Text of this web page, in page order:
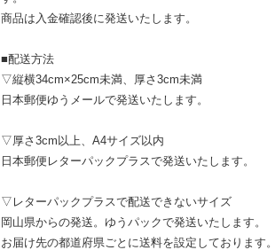
商品は入金確認後に発送いたします。
■配送方法
▽縦横34cm×25cm未満、厚さ3cm未満
日本郵便ゆうメールで発送いたします。
▽厚さ3cm以上、A4サイズ以内
日本郵便レターパックプラスで発送いたします。
▽レターパックプラスで配送できないサイズ
岡山県からの発送。ゆうパックで発送いたします。
お届け先の都道府県ごとに送料を設定しております。